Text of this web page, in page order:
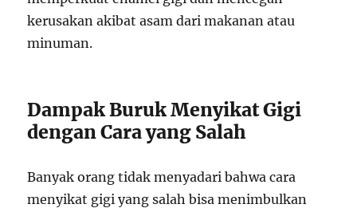
kerusakan akibat asam dari makanan atau
minuman.
Dampak Buruk Menyikat Gigi
dengan Cara yang Salah
Banyak orang tidak menyadari bahwa cara
menyikat gigi yang salah bisa menimbulkan